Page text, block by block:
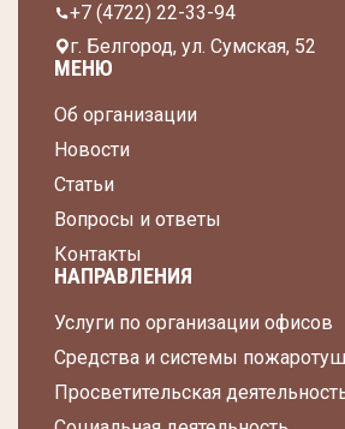
+7 (4722) 22-33-94
г. Белгород, ул. Сумская, 52
МЕНЮ
Об организации
Новости
Статьи
Вопросы и ответы
Контакты
НАПРАВЛЕНИЯ
Услуги по организации офисов
Средства и системы
Просветительская